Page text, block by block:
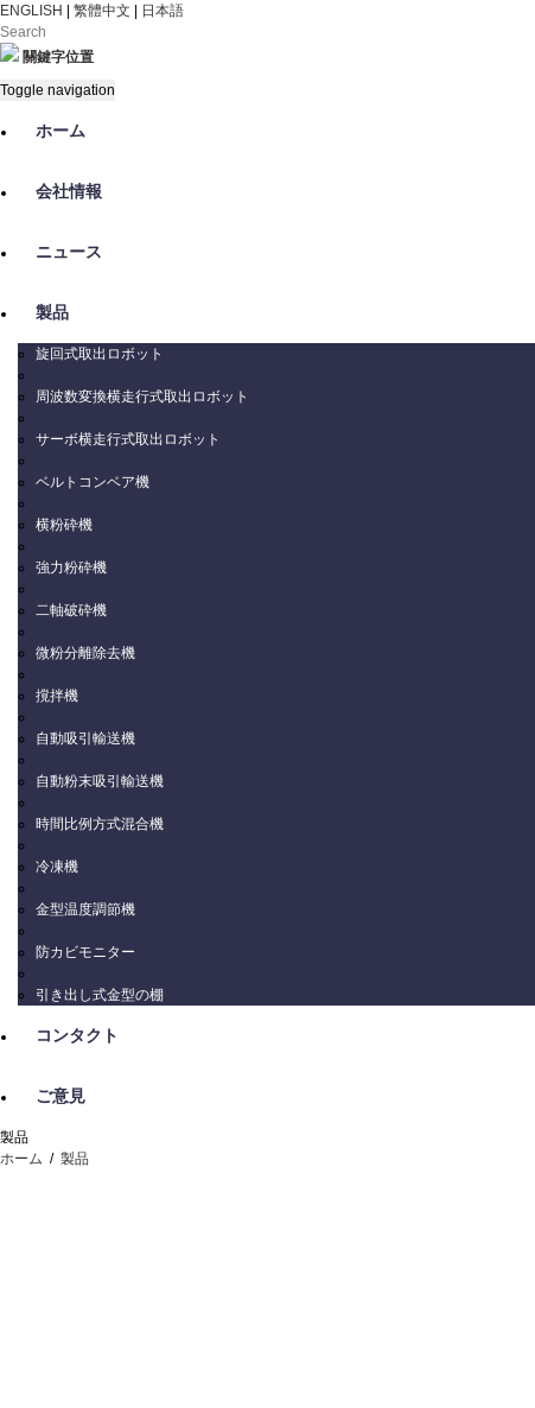
ENGLISH 繁體中文 日本語
關鍵字位置
Toggle navigation
ホーム
会社情報
ニュース
製品
旋回式取出ロボット
周波数変換横走行式取出ロボット
サーボ横走行式取出ロボット
ベルトコンベア機
横粉砕機
強力粉砕機
二軸破砕機
微粉分離除去機
撹拌機
自動吸引輸送機
自動粉末吸引輸送機
時間比例方式混合機
冷凍機
金型温度調節機
防カビモニター
引き出し式金型の棚
コンタクト
ご意見
製品
ホーム / 製品